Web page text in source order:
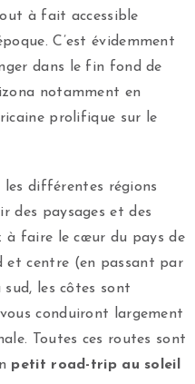
à fait accessible
C’est évidemment
dans le fin fond de
notamment en
prolifique sur le
les différentes régions
des paysages et des
à faire le cœur du pays de
et centre (en passant par
les côtes sont
conduiront largement
Toutes ces routes sont
petit road-trip au soleil